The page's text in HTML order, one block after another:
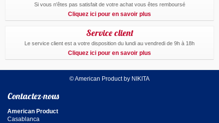
Si vous n'êtes pas satisfait de votre achat vous êtes remboursé
Cliquez ici pour en savoir plus
Service client
Le service client est a votre disposition du lundi au vendredi de 9h à 18h
Cliquez ici pour en savoir plus
© American Product by NIKITA
Contactez-nous
American Product
Casablanca